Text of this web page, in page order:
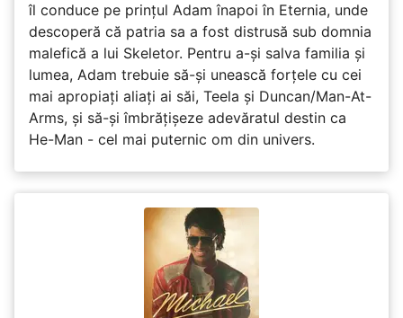
îl conduce pe prințul Adam înapoi în Eternia, unde
descoperă că patria sa a fost distrusă sub domnia
malefică a lui Skeletor. Pentru a-și salva familia și
lumea, Adam trebuie să-și unească forțele cu cei
mai apropiați aliați ai săi, Teela și Duncan/Man-At-
Arms, și să-și îmbrățișeze adevăratul destin ca
He-Man - cel mai puternic om din univers.